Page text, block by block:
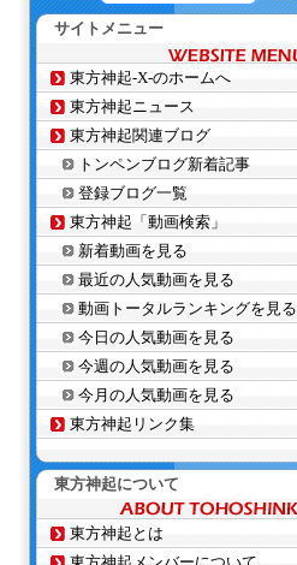
サイトメニュー
東方神起-X-のホームへ
東方神起ニュース
東方神起関連ブログ
トンペンブログ新着記事
登録ブログ一覧
東方神起「動画検索」
新着動画を見る
最近の人気動画を見る
動画トータルランキングを見る
今日の人気動画を見る
今週の人気動画を見る
今月の人気動画を見る
東方神起リンク集
東方神起について
東方神起とは